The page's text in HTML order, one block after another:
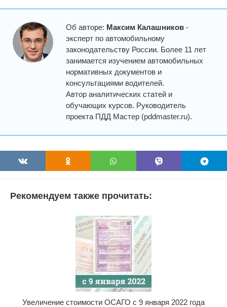
Об авторе: Максим Калашников -
эксперт по автомобильному
законодательству России. Более 11 лет
занимается изучением автомобильных
нормативных документов и
консультациями водителей.
Автор аналитических статей и
обучающих курсов. Руководитель
проекта ПДД Мастер (pddmaster.ru).
Рекомендуем также прочитать:
Увеличение стоимости ОСАГО с 9 января 2022 года